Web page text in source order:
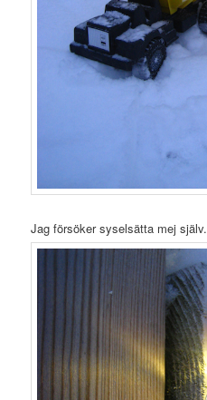
Jag försöker syselsätta mej själv.